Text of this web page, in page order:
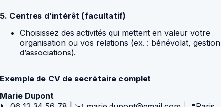
5. Centres d’intérêt (facultatif)
Choisissez des activités qui mettent en valeur votre
organisation ou vos relations (ex. : bénévolat, gestion
d’associations).
Exemple de CV de secrétaire complet
Marie Dupont